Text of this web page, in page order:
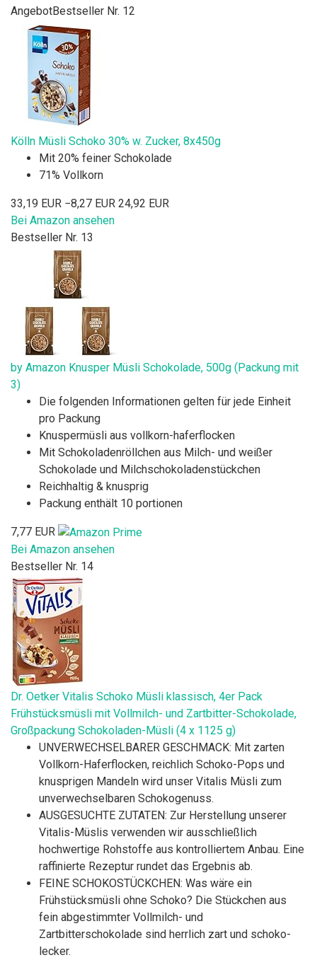
AngebotBestseller Nr. 12
Kölln Müsli Schoko 30% w. Zucker, 8x450g
Mit 20% feiner Schokolade
71% Vollkorn
33,19 EUR −8,27 EUR 24,92 EUR
Bei Amazon ansehen
Bestseller Nr. 13
by Amazon Knusper Müsli Schokolade, 500g (Packung mit
3)
Die folgenden Informationen gelten für jede Einheit
pro Packung
Knuspermüsli aus vollkorn-haferflocken
Mit Schokoladenröllchen aus Milch- und weißer
Schokolade und Milchschokoladenstückchen
Reichhaltig & knusprig
Packung enthält 10 portionen
7,77 EUR
Bei Amazon ansehen
Bestseller Nr. 14
Dr. Oetker Vitalis Schoko Müsli klassisch, 4er Pack
Frühstücksmüsli mit Vollmilch- und Zartbitter-Schokolade,
Großpackung Schokoladen-Müsli (4 x 1125 g)
UNVERWECHSELBARER GESCHMACK: Mit zarten
Vollkorn-Haferflocken, reichlich Schoko-Pops und
knusprigen Mandeln wird unser Vitalis Müsli zum
unverwechselbaren Schokogenuss.
AUSGESUCHTE ZUTATEN: Zur Herstellung unserer
Vitalis-Müslis verwenden wir ausschließlich
hochwertige Rohstoffe aus kontrolliertem Anbau. Eine
raffinierte Rezeptur rundet das Ergebnis ab.
FEINE SCHOKOSTÜCKCHEN: Was wäre ein
Frühstücksmüsli ohne Schoko? Die Stückchen aus
fein abgestimmter Vollmilch- und
Zartbitterschokolade sind herrlich zart und schoko-
lecker.